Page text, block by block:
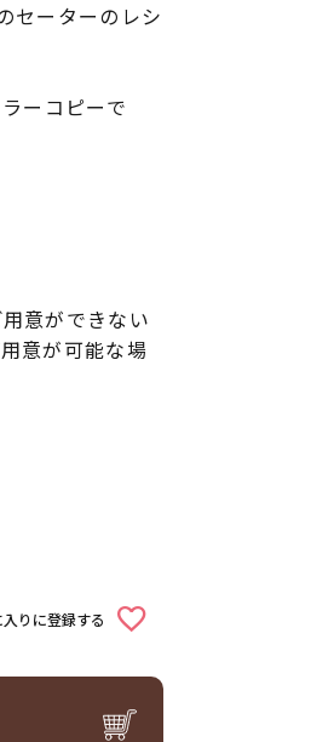
セーターのレシ
ーコピーで
意ができない
意が可能な場
りに登録する